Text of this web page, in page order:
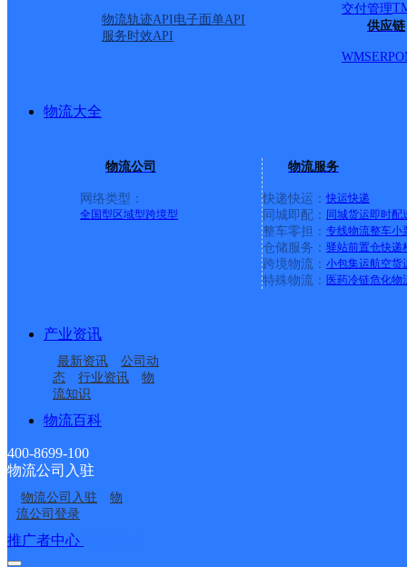
物流轨迹API电子面单API
服务时效API
交付管理
供应链
WMSERP
物流大全
物流公司
网络类型：
全国型 区域型跨境型
物流服务
快递快运： 快运快递
同城即配： 同城货运即时配
整车零担： 专线物流整车小
仓储服务： 驿站前置仓快递
跨境物流： 小包集运航空货
特殊物流： 医药冷链危化物
产业资讯
最新资讯
公司动
态
行业资讯
物
流知识
物流百科
400-8699-100
物流公司入驻
物流公司入驻
物
流公司登录
推广者中心
中国邮政集团有限公司新疆维吾尔自治区叶城县
酒泉敦煌市金山路网点
莫高窟邮政所
月牙泉镇邮政所
黄墩子邮政所
中国邮政集团有限公司
甘肃省敦煌市七里镇邮
中国邮政集团有限公司
接口API